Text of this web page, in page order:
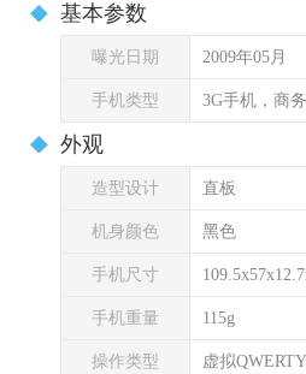
基本参数
曝光日期 2009年05月
手机类型 3G手机，商
外观
造型设计 直板
机身颜色 黑色
手机尺寸
手机重量 115g
操作类型 虚拟